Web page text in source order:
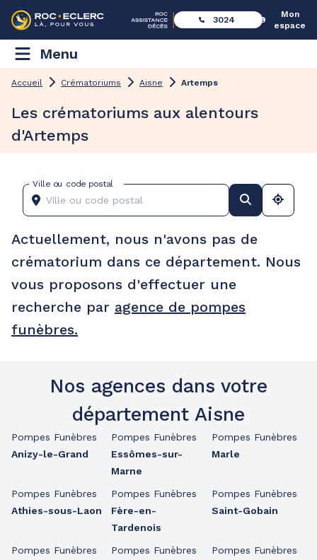
3024
Mon
espace
Menu
Accueil Crématoriums Aisne Artemps
Les crématoriums aux alentours
d'Artemps
Ville ou code postal
Actuellement, nous n'avons pas de
crématorium dans ce département. Nous
vous proposons d'effectuer une
recherche par agence de pompes
funèbres.
Nos agences dans votre
département Aisne
Pompes Funèbres
Anizy-le-Grand
Pompes Funèbres
Athies-sous-Laon
Pompes Funèbres
Pompes Funèbres
Essômes-sur-
Marne
Pompes Funèbres
Fère-en-
Tardenois
Pompes Funèbres
Pompes Funèbres
Marle
Pompes Funèbres
Saint-Gobain
Pompes Funèbres